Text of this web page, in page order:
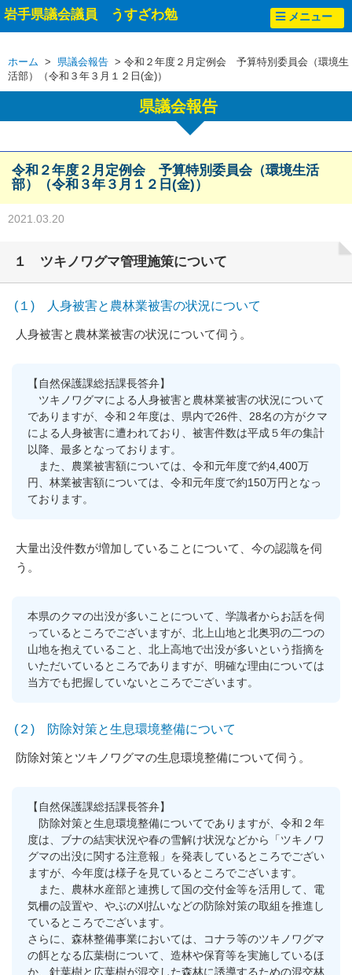
岩手県議会議員 うすざわ勉 メニュー
ホーム > 県議会報告 > 令和２年度２月定例会 予算特別委員会（環境生
活部）（令和３年３月１２日(金)）
県議会報告
令和２年度２月定例会 予算特別委員会（環境生活
部）（令和３年３月１２日(金)）
2021.03.20
１ ツキノワグマ管理施策について
(１) 人身被害と農林業被害の状況について
人身被害と農林業被害の状況について伺う。
【自然保護課総括課長答弁】
ツキノワグマによる人身被害と農林業被害の状況について
でありますが、令和２年度は、県内で26件、28名の方がクマ
による人身被害に遭われており、被害件数は平成５年の集計
以降、最多となっております。
また、農業被害額については、令和元年度で約4,400万
円、林業被害額については、令和元年度で約150万円となっ
ております。
大量出没件数が増加していることについて、今の認識を伺
う。
本県のクマの出没が多いことについて、学識者からお話を伺
っているところでございますが、北上山地と北奥羽の二つの
山地を抱えていること、北上高地で出没が多いという指摘を
いただいているところでありますが、明確な理由については
当方でも把握していないところでございます。
(２) 防除対策と生息環境整備について
防除対策とツキノワグマの生息環境整備について伺う。
【自然保護課総括課長答弁】
防除対策と生息環境整備についてでありますが、令和２年
度は、ブナの結実状況や春の雪解け状況などから「ツキノワ
グマの出没に関する注意報」を発表しているところでござい
ますが、今年度は様子を見ているところでございます。
また、農林水産部と連携して国の交付金等を活用して、電
気柵の設置や、やぶの刈払いなどの防除対策の取組を推進し
ているところでございます。
さらに、森林整備事業においては、コナラ等のツキノワグマ
の餌となる広葉樹について、造林や保育等を実施しているほ
か、針葉樹と広葉樹が混交した森林に誘導するための混交林